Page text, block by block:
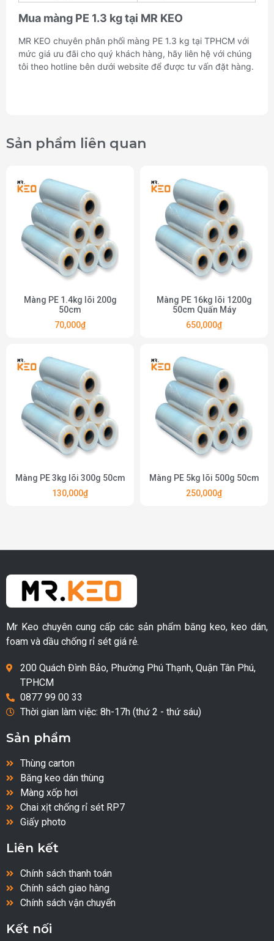
Mua màng PE 1.3 kg tại MR KEO
MR KEO chuyên phân phối màng PE 1.3 kg tại TPHCM với
mức giá ưu đãi cho quý khách hàng, hãy liên hệ với chúng
tôi theo hotline bên dưới website để được tư vấn đặt hàng.
Sản phẩm liên quan​
Màng PE 1.4kg lõi 200g
50cm
70,000₫
Màng PE 16kg lõi 1200g
50cm Quấn Máy
650,000₫
Màng PE 3kg lõi 300g 50cm
130,000₫
Màng PE 5kg lõi 500g 50cm
250,000₫
Mr Keo chuyên cung cấp các sản phẩm băng keo, keo dán,
foam và dầu chống rỉ sét giá rẻ.
200 Quách Đình Bảo, Phường Phú Thạnh, Quận Tân Phú,
TPHCM
0877 99 00 33
Thời gian làm việc: 8h-17h (thứ 2 - thứ sáu)
Sản phẩm
Thùng carton
Băng keo dán thùng
Màng xốp hơi
Chai xịt chống rỉ sét RP7
Giấy photo
Liên kết
Chính sách thanh toán
Chính sách giao hàng
Chính sách vận chuyển
Kết nối